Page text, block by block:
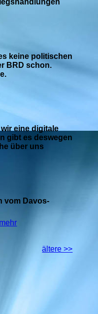
keine politischen
BRD schon.
eine digitale
gibt es deswegen
über uns
vom Davos-
mehr
ältere >>